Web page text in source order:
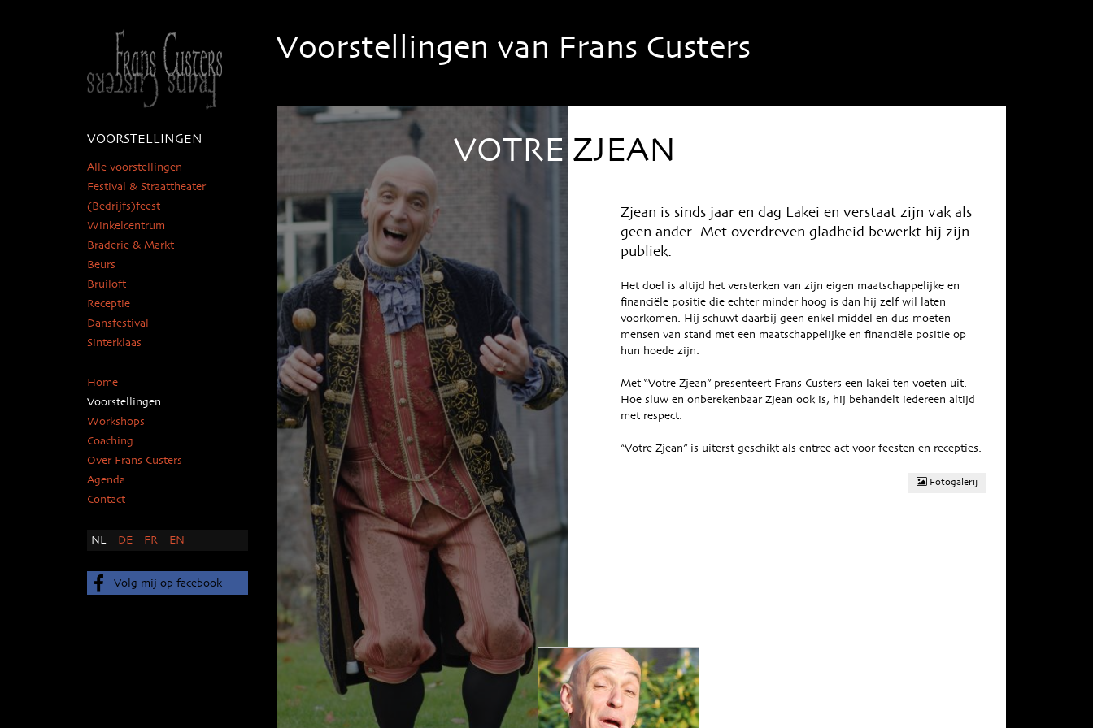
Voorstellingen van Frans Custers
VOTRE ZJEAN
Zjean is sinds jaar en dag Lakei en verstaat zijn vak als
geen ander. Met overdreven gladheid bewerkt hij zijn
publiek.
Het doel is altijd het versterken van zijn eigen maatschappelijke en
financiële positie die echter minder hoog is dan hij zelf wil laten
voorkomen. Hij schuwt daarbij geen enkel middel en dus moeten
mensen van stand met een maatschappelijke en financiële positie op
hun hoede zijn.
Met “Votre Zjean” presenteert Frans Custers een lakei ten voeten uit.
Hoe sluw en onberekenbaar Zjean ook is, hij behandelt iedereen altijd
met respect.
“Votre Zjean” is uiterst geschikt als entree act voor feesten en recepties.
Fotogalerij
VOORSTELLINGEN
Alle voorstellingen
Festival & Straattheater
(Bedrijfs)feest
Winkelcentrum
Braderie & Markt
Beurs
Bruiloft
Receptie
Dansfestival
Sinterklaas
Home
Voorstellingen
Workshops
Coaching
Over Frans Custers
Agenda
Contact
NL DE FR EN
Volg mij op facebook